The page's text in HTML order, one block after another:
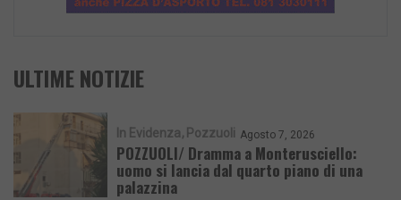
ULTIME NOTIZIE
In Evidenza Pozzuoli Agosto 7, 2026
POZZUOLI/ Dramma a Monterusciello:
uomo si lancia dal quarto piano di una
palazzina